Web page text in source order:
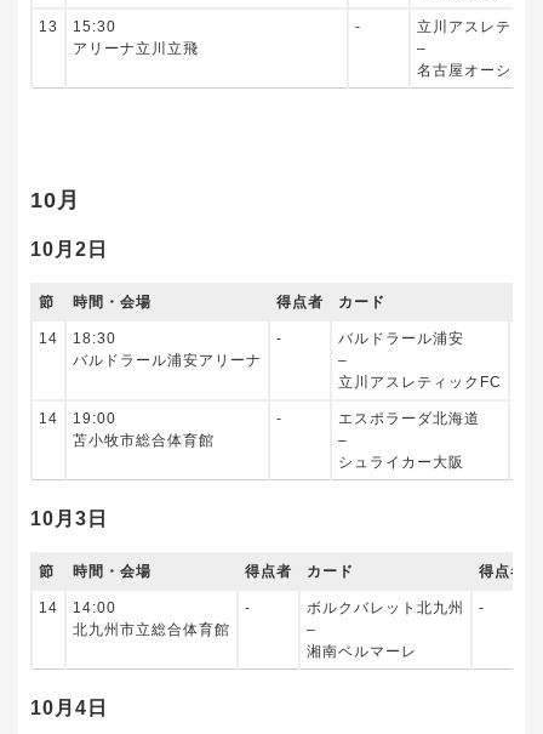
13
15:30
アリーナ立川立飛
‐
立川アスレティ
–
名古屋オーシャ
10月
10月2日
節 時間・会場 得点者 カード
14
18:30
バルドラール浦安アリーナ
‐
バルドラール浦安
–
立川アスレティックFC
14
19:00
苫小牧市総合体育館
‐
エスポラーダ北海道
–
シュライカー大阪
10月3日
節 時間・会場 得点者 カード 得点者
14
14:00
北九州市立総合体育館
‐
ボルクバレット北九州
–
湘南ベルマーレ
‐
10月4日